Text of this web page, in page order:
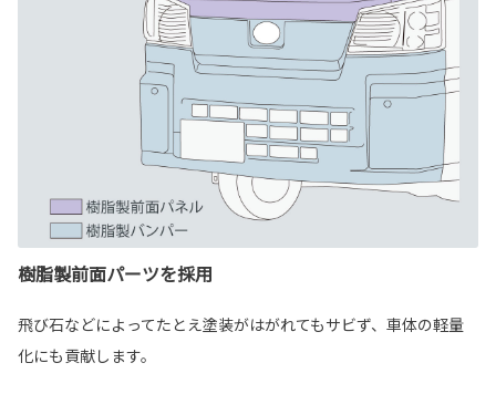
樹脂製前面パーツを採用
飛び石などによってたとえ塗装がはがれてもサビず、車体の軽量
化にも貢献します。